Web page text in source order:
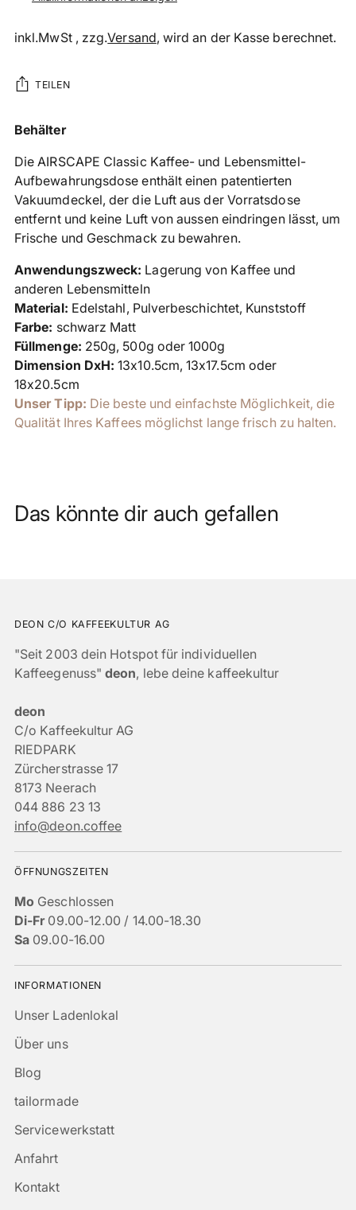
inkl.MwSt , zzg.Versand, wird an der Kasse berechnet.
TEILEN
Produkt
den
Warenkorb
legen
Behälter
Die AIRSCAPE Classic Kaffee- und Lebensmittel-
Aufbewahrungsdose enthält einen patentierten
Vakuumdeckel, der die Luft aus der Vorratsdose
entfernt und keine Luft von aussen eindringen lässt, um
Frische und Geschmack zu bewahren.
Anwendungszweck: Lagerung von Kaffee und
anderen Lebensmitteln
Material: Edelstahl, Pulverbeschichtet, Kunststoff
Farbe: schwarz Matt
Füllmenge: 250g, 500g oder 1000g
Dimension DxH: 13x10.5cm, 13x17.5cm oder
18x20.5cm
Unser Tipp: Die beste und einfachste Möglichkeit, die
Qualität Ihres Kaffees möglichst lange frisch zu halten.
Das könnte dir auch gefallen
DEON C/O KAFFEEKULTUR AG
"Seit 2003 dein Hotspot für individuellen
Kaffeegenuss"deon, lebe deine kaffeekultur
deon
C/o Kaffeekultur AG
RIEDPARK
Zürcherstrasse 17
8173 Neerach
044 886 23 13
info@deon.coffee
ÖFFNUNGSZEITEN
Mo Geschlossen
Di-Fr09.00-12.00 / 14.00-18.30
Sa 09.00-16.00
INFORMATIONEN
Unser Ladenlokal
Über uns
Blog
tailormade
Servicewerkstatt
Anfahrt
Kontakt